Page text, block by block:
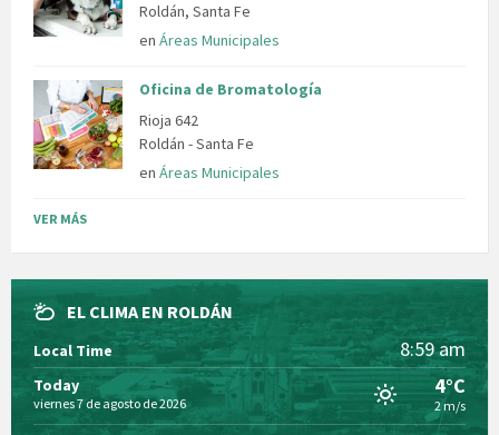
Roldán, Santa Fe
en Áreas Municipales
Oficina de Bromatología
Rioja 642
Roldán - Santa Fe
en Áreas Municipales
VER MÁS
EL CLIMA EN ROLDÁN
Local Time 8:59 am
Today
viernes 7 de agosto de 2026
4°C
2 m/s